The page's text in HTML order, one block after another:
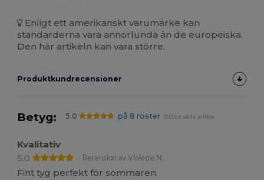
Enligt ett amerikanskt varumärke kan
standarderna vara annorlunda än de europeiska.
Den här artikeln kan vara större.
Produktkundrecensioner
Betyg: 5.0 på 8 röster 10366 sålda artiklar
Kvalitativ
5.0
Recension av Violette N.
Fint tyg perfekt för sommaren